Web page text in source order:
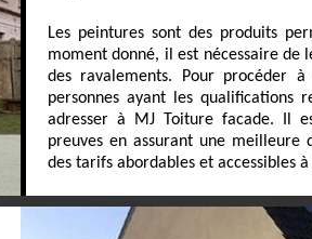
Les peintures sont des produits
moment donné, il est nécessaire de
des ravalements. Pour procéder
personnes ayant les qualifications
adresser à MJ Toiture facade. Il
preuves en assurant une meilleure
des tarifs abordables et accessibles